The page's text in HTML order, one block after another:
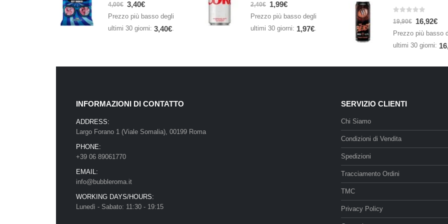
4,00€ 3,40€
Prezzo più basso degli
ultimi 30 giorni: 3,40€.
2,40€ 1,99€
Prezzo più basso degli
ultimi 30 giorni: 1,97€.
19,90€ 16,92€
Prezzo più basso
ultimi 30 giorni:
INFORMAZIONI DI CONTATTO
ADDRESS:
Largo Forano 1 (Viale Somalia), 00199 Roma
PHONE:
+39 06 89061770
EMAIL:
info@bubbleroma.it
WORKING DAYS/HOURS:
Lunedì - Sabato: 11:30 - 19:15
SERVIZIO CLIENTI
Chi Siamo
Condizioni di Vendita
Spedizioni
Tracciamento Ordini
TMC
Privacy Policy